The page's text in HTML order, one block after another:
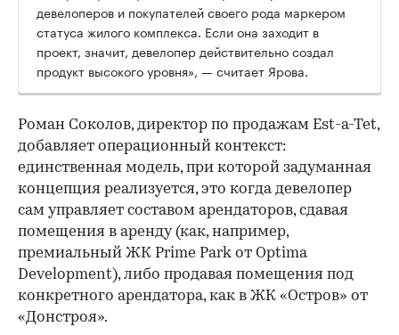
девелоперов и покупателей своего рода маркером
статуса жилого комплекса. Если она заходит в
проект, значит, девелопер действительно создал
продукт высокого уровня», — считает Ярова.
Роман Соколов, директор по продажам Est-a-Tet,
добавляет операционный контекст:
единственная модель, при которой задуманная
концепция реализуется, это когда девелопер
сам управляет составом арендаторов, сдавая
помещения в аренду (как, например,
премиальный ЖК Prime Park от Optima
Development), либо продавая помещения под
конкретного арендатора, как в ЖК «Остров» от
«Донстроя».